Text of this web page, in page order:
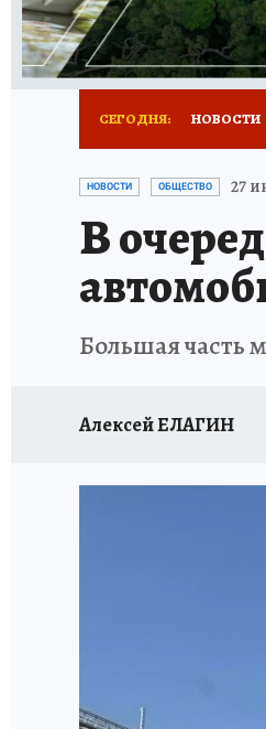
СЕГОДНЯ: НОВОСТИ
НОВОСТИ ОБЩЕСТВО 27
В
Большая часть
Алексей ЕЛАГИН